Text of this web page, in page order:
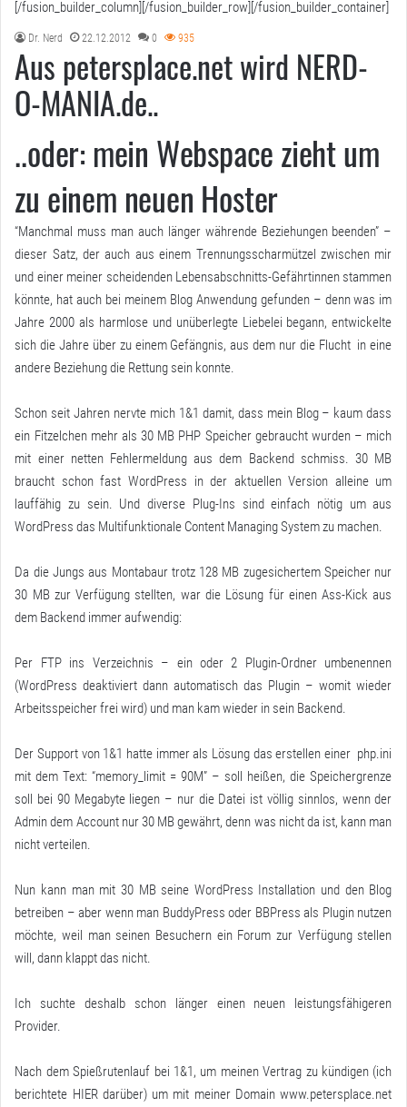
[/fusion_builder_column][/fusion_builder_row][/fusion_builder_container]
Dr. Nerd 22.12.2012 0 935
Aus petersplace.net wird NERD-
O-MANIA.de..
..oder: mein Webspace zieht um
zu einem neuen Hoster
“Manchmal muss man auch länger währende Beziehungen beenden” –
dieser Satz, der auch aus einem Trennungsscharmützel zwischen mir
und einer meiner scheidenden Lebensabschnitts-Gefährtinnen stammen
könnte, hat auch bei meinem Blog Anwendung gefunden – denn was im
Jahre 2000 als harmlose und unüberlegte Liebelei begann, entwickelte
sich die Jahre über zu einem Gefängnis, aus dem nur die Flucht in eine
andere Beziehung die Rettung sein konnte.
Schon seit Jahren nervte mich 1&1 damit, dass mein Blog – kaum dass
ein Fitzelchen mehr als 30 MB PHP Speicher gebraucht wurden – mich
mit einer netten Fehlermeldung aus dem Backend schmiss. 30 MB
braucht schon fast WordPress in der aktuellen Version alleine um
lauffähig zu sein. Und diverse Plug-Ins sind einfach nötig um aus
WordPress das Multifunktionale Content Managing System zu machen.
Da die Jungs aus Montabaur trotz 128 MB zugesichertem Speicher nur
30 MB zur Verfügung stellten, war die Lösung für einen Ass-Kick aus
dem Backend immer aufwendig:
Per FTP ins Verzeichnis – ein oder 2 Plugin-Ordner umbenennen
(WordPress deaktiviert dann automatisch das Plugin – womit wieder
Arbeitsspeicher frei wird) und man kam wieder in sein Backend.
Der Support von 1&1 hatte immer als Lösung das erstellen einer php.ini
mit dem Text: “memory_limit = 90M” – soll heißen, die Speichergrenze
soll bei 90 Megabyte liegen – nur die Datei ist völlig sinnlos, wenn der
Admin dem Account nur 30 MB gewährt, denn was nicht da ist, kann man
nicht verteilen.
Nun kann man mit 30 MB seine WordPress Installation und den Blog
betreiben – aber wenn man BuddyPress oder BBPress als Plugin nutzen
möchte, weil man seinen Besuchern ein Forum zur Verfügung stellen
will, dann klappt das nicht.
Ich suchte deshalb schon länger einen neuen leistungsfähigeren
Provider.
Nach dem Spießrutenlauf bei 1&1, um meinen Vertrag zu kündigen (ich
berichtete HIER darüber) um mit meiner Domain www.petersplace.net